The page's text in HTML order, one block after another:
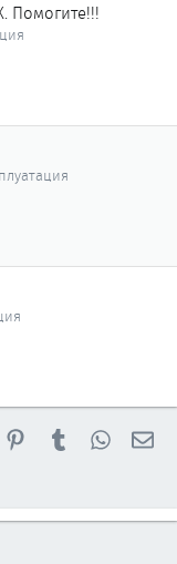
Помогите!!!
PinterestTumblr